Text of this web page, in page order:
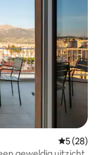
5 (28)